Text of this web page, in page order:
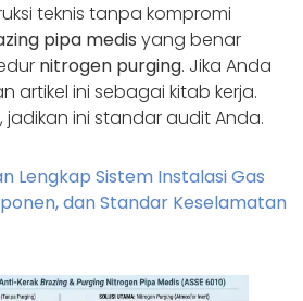
teknis tanpa kompromi
pipa medis yang benar
nitrogen purging. Jika Anda
artikel ini sebagai kitab kerja.
jadikan ini standar audit Anda.
Lengkap Sistem Instalasi Gas
dan Standar Keselamatan